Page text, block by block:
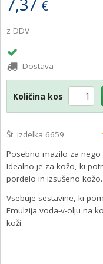
€
z DDV
Dostava
Količina kos
Št. izdelka 6659
Posebno mazilo za nego
Idealno je za kožo, ki
pordelo in izsušeno kožo.
Vsebuje sestavine, ki
Emulzija voda-v-olju na
koži.